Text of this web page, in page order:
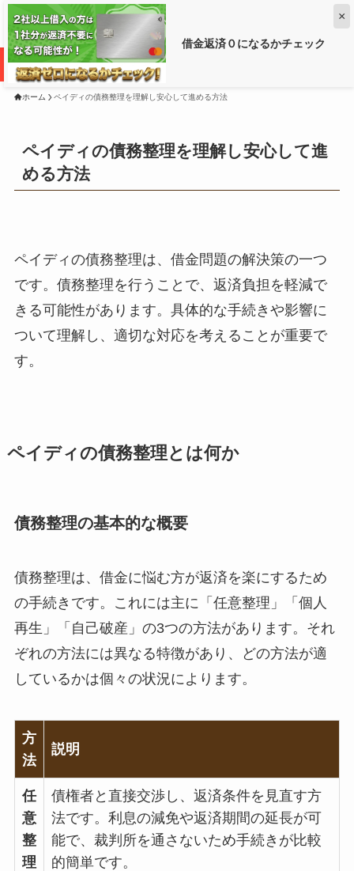
借金返済０になるかチェック
×
借金がいくら減るか調べるなら ➡
ホーム ペイディの債務整理を理解し安心して進める方法
ペイディの債務整理を理解し安心して進
める方法
ペイディの債務整理は、借金問題の解決策の一つ
です。債務整理を行うことで、返済負担を軽減で
きる可能性があります。具体的な手続きや影響に
ついて理解し、適切な対応を考えることが重要で
す。
ペイディの債務整理とは何か
債務整理の基本的な概要
債務整理は、借金に悩む方が返済を楽にするため
の手続きです。これには主に「任意整理」「個人
再生」「自己破産」の3つの方法があります。それ
ぞれの方法には異なる特徴があり、どの方法が適
しているかは個々の状況によります。
方
法
説明
任
意
整
理
債権者と直接交渉し、返済条件を見直す方
法です。利息の減免や返済期間の延長が可
能で、裁判所を通さないため手続きが比較
的簡単です。